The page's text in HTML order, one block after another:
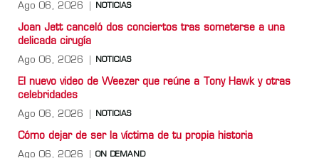
Ago 06, 2026 NOTICIAS
Joan Jett canceló dos conciertos tras someterse a una
delicada cirugía
Ago 06, 2026 NOTICIAS
El nuevo video de Weezer que reúne a Tony Hawk y otras
celebridades
Ago 06, 2026 NOTICIAS
Cómo dejar de ser la víctima de tu propia historia
Ago 06, 2026 ON DEMAND